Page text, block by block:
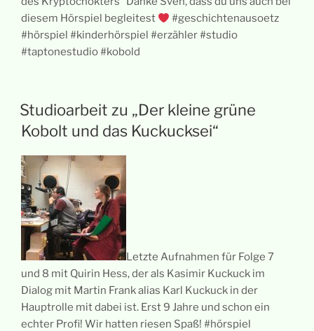
diesem Hörspiel begleitest
#geschichtenausoetz
#hörspiel #kinderhörspiel #erzähler #studio
#taptonestudio #kobold
Studioarbeit zu „Der kleine grüne
Kobolt und das Kuckucksei“
Letzte Aufnahmen für Folge 7
und 8 mit Quirin Hess, der als Kasimir Kuckuck im
Dialog mit Martin Frank alias Karl Kuckuck in der
Hauptrolle mit dabei ist. Erst 9 Jahre und schon ein
echter Profi! Wir hatten riesen Spaß! #hörspiel